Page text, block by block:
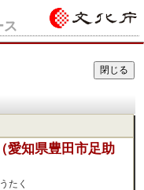
ス
愛知県豊田市足助
たく